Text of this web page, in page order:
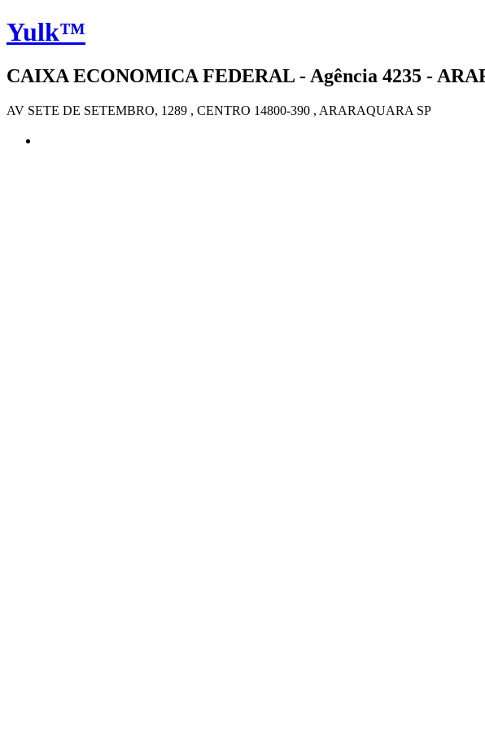
Yulk™
CAIXA ECONOMICA FEDERAL - Agência 4235 -
AV SETE DE SETEMBRO, 1289 , CENTRO 14800-390 , ARARAQUARA SP